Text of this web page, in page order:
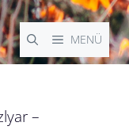
MENÜ
–